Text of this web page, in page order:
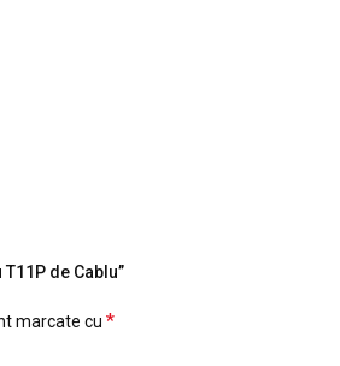
de Cablu”
marcate cu *